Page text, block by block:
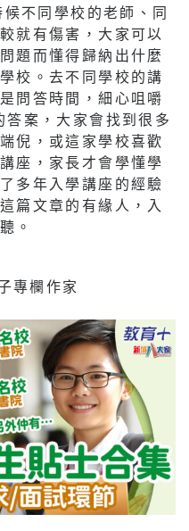
不同學校的老師、同
就有傷害，大家可以
題而懂得歸納出什麼
校。去不同學校的講
問答時間，細心咀嚼
案，大家會找到很多
倪，或這家學校喜歡
座，家長才會學懂學
多年入學講座的經驗
篇文章的有緣人，入
。
專欄作家